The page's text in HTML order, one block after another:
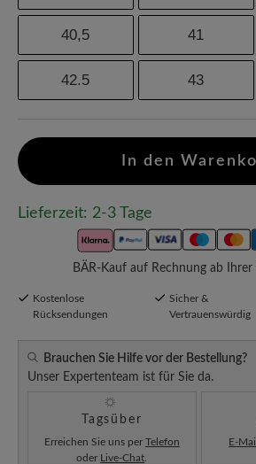
40,5 41
42.5 43
In den
Lieferzeit: 2-3 Tage
BÄR-Kauf auf Rechnung ab Ihrer
Kostenlose
Rücksendungen
Sicher &
Vertrauenswürdig
Brauchen Sie Hilfe vor der Bestellung?
Unser Expertenteam ist für Sie da.
Tagsüber
Erreichen Sie uns per Telefon
oder Live-Chat
E-